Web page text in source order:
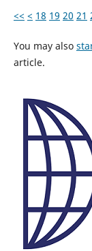
<< < 18 19 20 21
You may also
article.